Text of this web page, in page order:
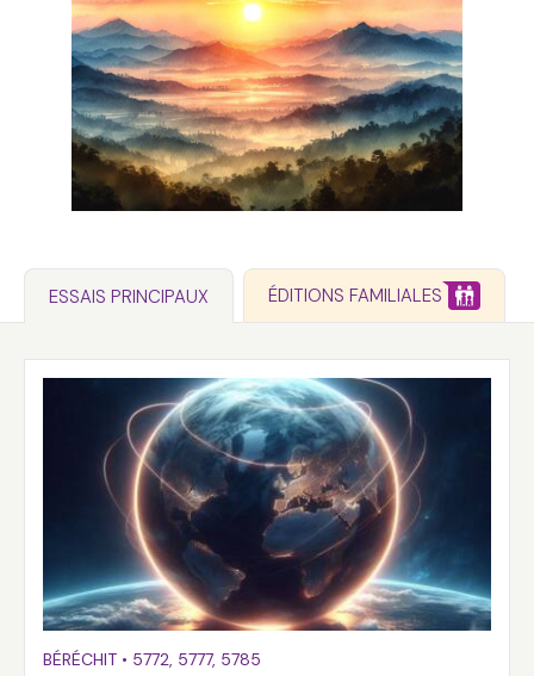
ESSAIS PRINCIPAUX ÉDITIONS FAMILIALES
BÉRÉCHIT • 5772, 5777, 5785